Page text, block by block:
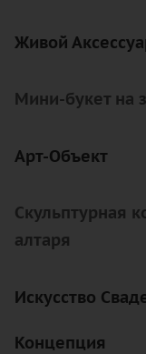
Живой
Мини-букет на
Арт-Объект
Скульптурная
алтаря
Искусство
Концепция